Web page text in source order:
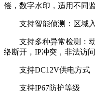
偿，数字水印，适用不同
支持智能侦测：区域入
支持多种异常检测：动
络断开，IP冲突，非法访
支持DC12V供电方式
支持IP67防护等级